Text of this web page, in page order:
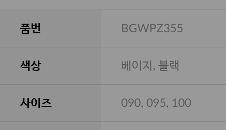
품번 BGWPZ355
색상 베이지, 블랙
사이즈 090, 095, 100